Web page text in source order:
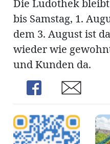
Die Ludothek
bis Samstag, 1.
dem 3. August ist
wieder wie
und Kunden da.
Share
Share